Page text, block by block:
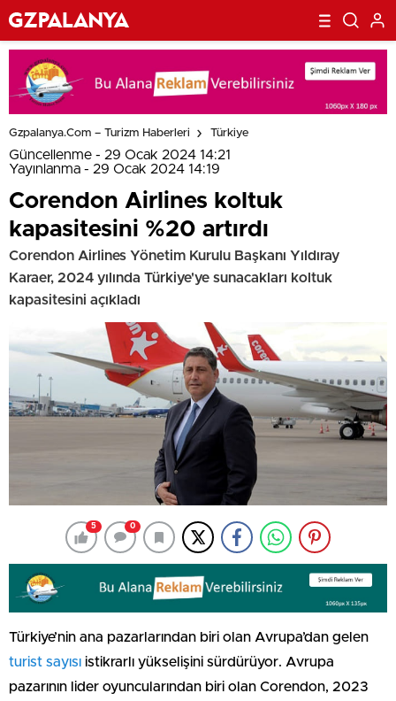
Gzpalanya.com – Turizm Haberleri Türkiye
Güncellenme - 29 Ocak 2024 14:21
Yayınlanma - 29 Ocak 2024 14:19
Corendon Airlines koltuk
kapasitesini %20 artırdı
Corendon Airlines Yönetim Kurulu Başkanı Yıldıray
Karaer, 2024 yılında Türkiye'ye sunacakları koltuk
kapasitesini açıkladı
5 0
Türkiye’nin ana pazarlarından biri olan Avrupa’dan gelen
turist sayısı istikrarlı yükselişini sürdürüyor. Avrupa
pazarının lider oyuncularından biri olan Corendon, 2023